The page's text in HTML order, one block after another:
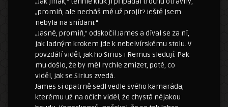
„promiň, ale necháš mě už projít? Ještě jsem
nebyla na snídani.“
„Jasně, promiň,“ odskočil James a díval se za ní,
jak ladným krokem jde k nebelvírskému stolu. V
povzdálí viděl, jak ho Sirius i Remus sledují. Pak
mu došlo, že by měl rychle zmizet, poté, co
viděl, jak se Sirius zvedá.
James si opatrně sedl vedle svého kamaráda,
kterému už na očích viděl, že chystá nějakou